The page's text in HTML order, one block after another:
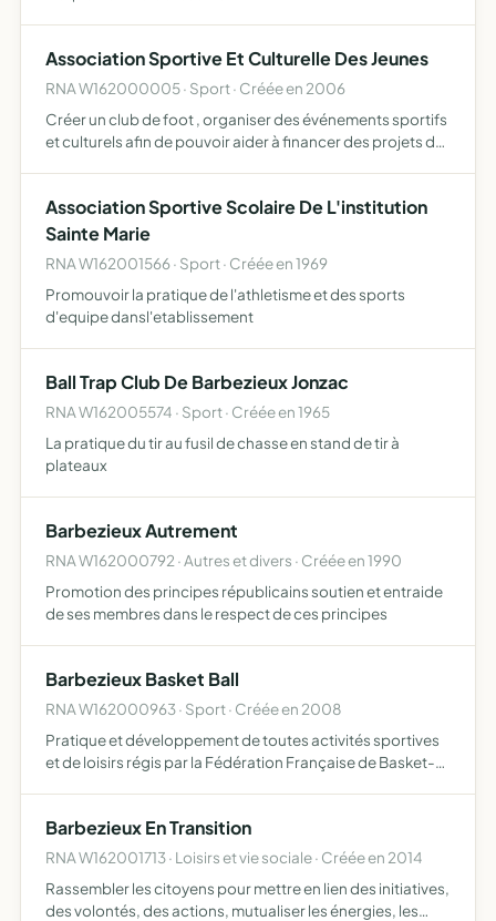
Association Sportive Et Culturelle Des Jeunes
RNA W162000005 · Sport · Créée en 2006
Créer un club de foot , organiser des événements sportifs
et culturels afin de pouvoir aider à financer des projets de
Association Sportive Scolaire De L'institution
Sainte Marie
RNA W162001566 · Sport · Créée en 1969
Promouvoir la pratique de l'athletisme et des sports
d'equipe dansl'etablissement
Ball Trap Club De Barbezieux Jonzac
RNA W162005574 · Sport · Créée en 1965
La pratique du tir au fusil de chasse en stand de tir à
plateaux
Barbezieux Autrement
RNA W162000792 · Autres et divers · Créée en 1990
Promotion des principes républicains soutien et entraide
de ses membres dans le respect de ces principes
Barbezieux Basket Ball
RNA W162000963 · Sport · Créée en 2008
Pratique et développement de toutes activités sportives
et de loisirs régis par la Fédération Française de Basket-
Barbezieux En Transition
RNA W162001713 · Loisirs et vie sociale · Créée en 2014
Rassembler les citoyens pour mettre en lien des initiatives,
des volontés, des actions, mutualiser les énergies, les